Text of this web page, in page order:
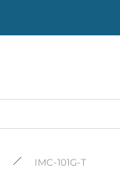
IMC-101G-T